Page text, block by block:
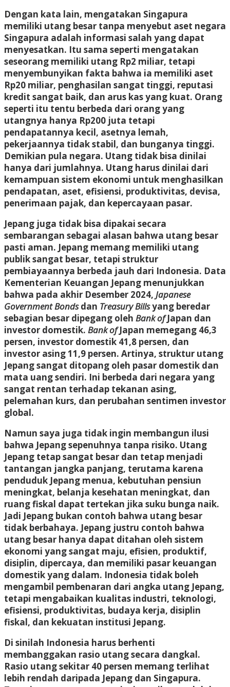
Dengan kata lain, mengatakan Singapura
memiliki utang besar tanpa menyebut aset negara
Singapura adalah informasi salah yang dapat
menyesatkan. Itu sama seperti mengatakan
seseorang memiliki utang Rp2 miliar, tetapi
menyembunyikan fakta bahwa ia memiliki aset
Rp20 miliar, penghasilan sangat tinggi, reputasi
kredit sangat baik, dan arus kas yang kuat. Orang
seperti itu tentu berbeda dari orang yang
utangnya hanya Rp200 juta tetapi
pendapatannya kecil, asetnya lemah,
pekerjaannya tidak stabil, dan bunganya tinggi.
Demikian pula negara. Utang tidak bisa dinilai
hanya dari jumlahnya. Utang harus dinilai dari
kemampuan sistem ekonomi untuk menghasilkan
pendapatan, aset, efisiensi, produktivitas, devisa,
penerimaan pajak, dan kepercayaan pasar.
Jepang juga tidak bisa dipakai secara
sembarangan sebagai alasan bahwa utang besar
pasti aman. Jepang memang memiliki utang
publik sangat besar, tetapi struktur
pembiayaannya berbeda jauh dari Indonesia. Data
Kementerian Keuangan Jepang menunjukkan
bahwa pada akhir Desember 2024, Japanese
Government Bondsdan Treasury Billsyang beredar
sebagian besar dipegang oleh Bank ofJapan dan
investor domestik. Bank ofJapan memegang 46,3
persen, investor domestik 41,8 persen, dan
investor asing 11,9 persen. Artinya, struktur utang
Jepang sangat ditopang oleh pasar domestik dan
mata uang sendiri. Ini berbeda dari negara yang
sangat rentan terhadap tekanan asing,
pelemahan kurs, dan perubahan sentimen investor
global.
Namun saya juga tidak ingin membangun ilusi
bahwa Jepang sepenuhnya tanpa risiko. Utang
Jepang tetap sangat besar dan tetap menjadi
tantangan jangka panjang, terutama karena
penduduk Jepang menua, kebutuhan pensiun
meningkat, belanja kesehatan meningkat, dan
ruang fiskal dapat tertekan jika suku bunga naik.
Jadi Jepang bukan contoh bahwa utang besar
tidak berbahaya. Jepang justru contoh bahwa
utang besar hanya dapat ditahan oleh sistem
ekonomi yang sangat maju, efisien, produktif,
disiplin, dipercaya, dan memiliki pasar keuangan
domestik yang dalam. Indonesia tidak boleh
mengambil pembenaran dari angka utang Jepang,
tetapi mengabaikan kualitas industri, teknologi,
efisiensi, produktivitas, budaya kerja, disiplin
fiskal, dan kekuatan institusi Jepang.
Di sinilah Indonesia harus berhenti
membanggakan rasio utang secara dangkal.
Rasio utang sekitar 40 persen memang terlihat
lebih rendah daripada Jepang dan Singapura.